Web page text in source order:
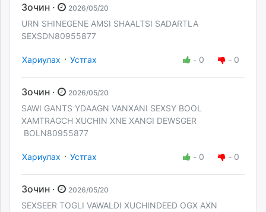
Зочин · 2026/05/20
URN SHINEGENE AMSI SHAALTSI SADARTLA
SEXSDN80955877
Хариулах · Устгах - 0 - 0
Зочин · 2026/05/20
SAWI GANTS YDAAGN VANXANI SEXSY BOOL
XAMTRAGCH XUCHIN XNE XANGI DEWSGER
BOLN80955877
Хариулах · Устгах - 0 - 0
Зочин · 2026/05/20
SEXSEER TOGLI VAWALDI XUCHINDEED OGX AXN